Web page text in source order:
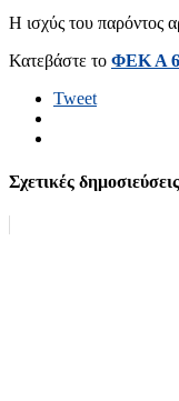
Η ισχύς του παρόντος
Κατεβάστε το ΦΕΚ Α
Tweet
Σχετικές